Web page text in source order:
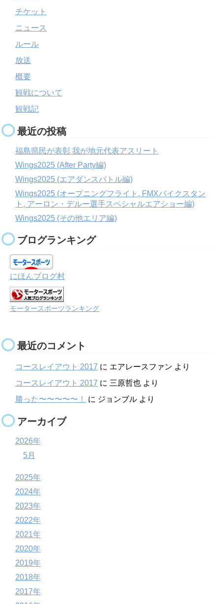
チケット
ニュース
ルール
放送
概要
観戦について
観戦記
最近の投稿
福島県民が表彰 我が地元代表アスリート
Wings2025 (After Party編)
Wings2025 (エアダンスバトル編)
Wings2025 (オープニングフライト, FMXバイクスタン
ト, アーロン・デルー選手スペシャルエアショー編)
Wings2025 (その他エリア編)
ブログランキング
にほんブログ村
モータースポーツランキング
最近のコメント
コースレイアウト 2017 に エアレースファン より
コースレイアウト 2017 に 三原哲也 より
勝った〜〜〜〜〜！
に ジョンブル より
アーカイブ
2026年
5月
2025年
2024年
2023年
2022年
2021年
2020年
2019年
2018年
2017年